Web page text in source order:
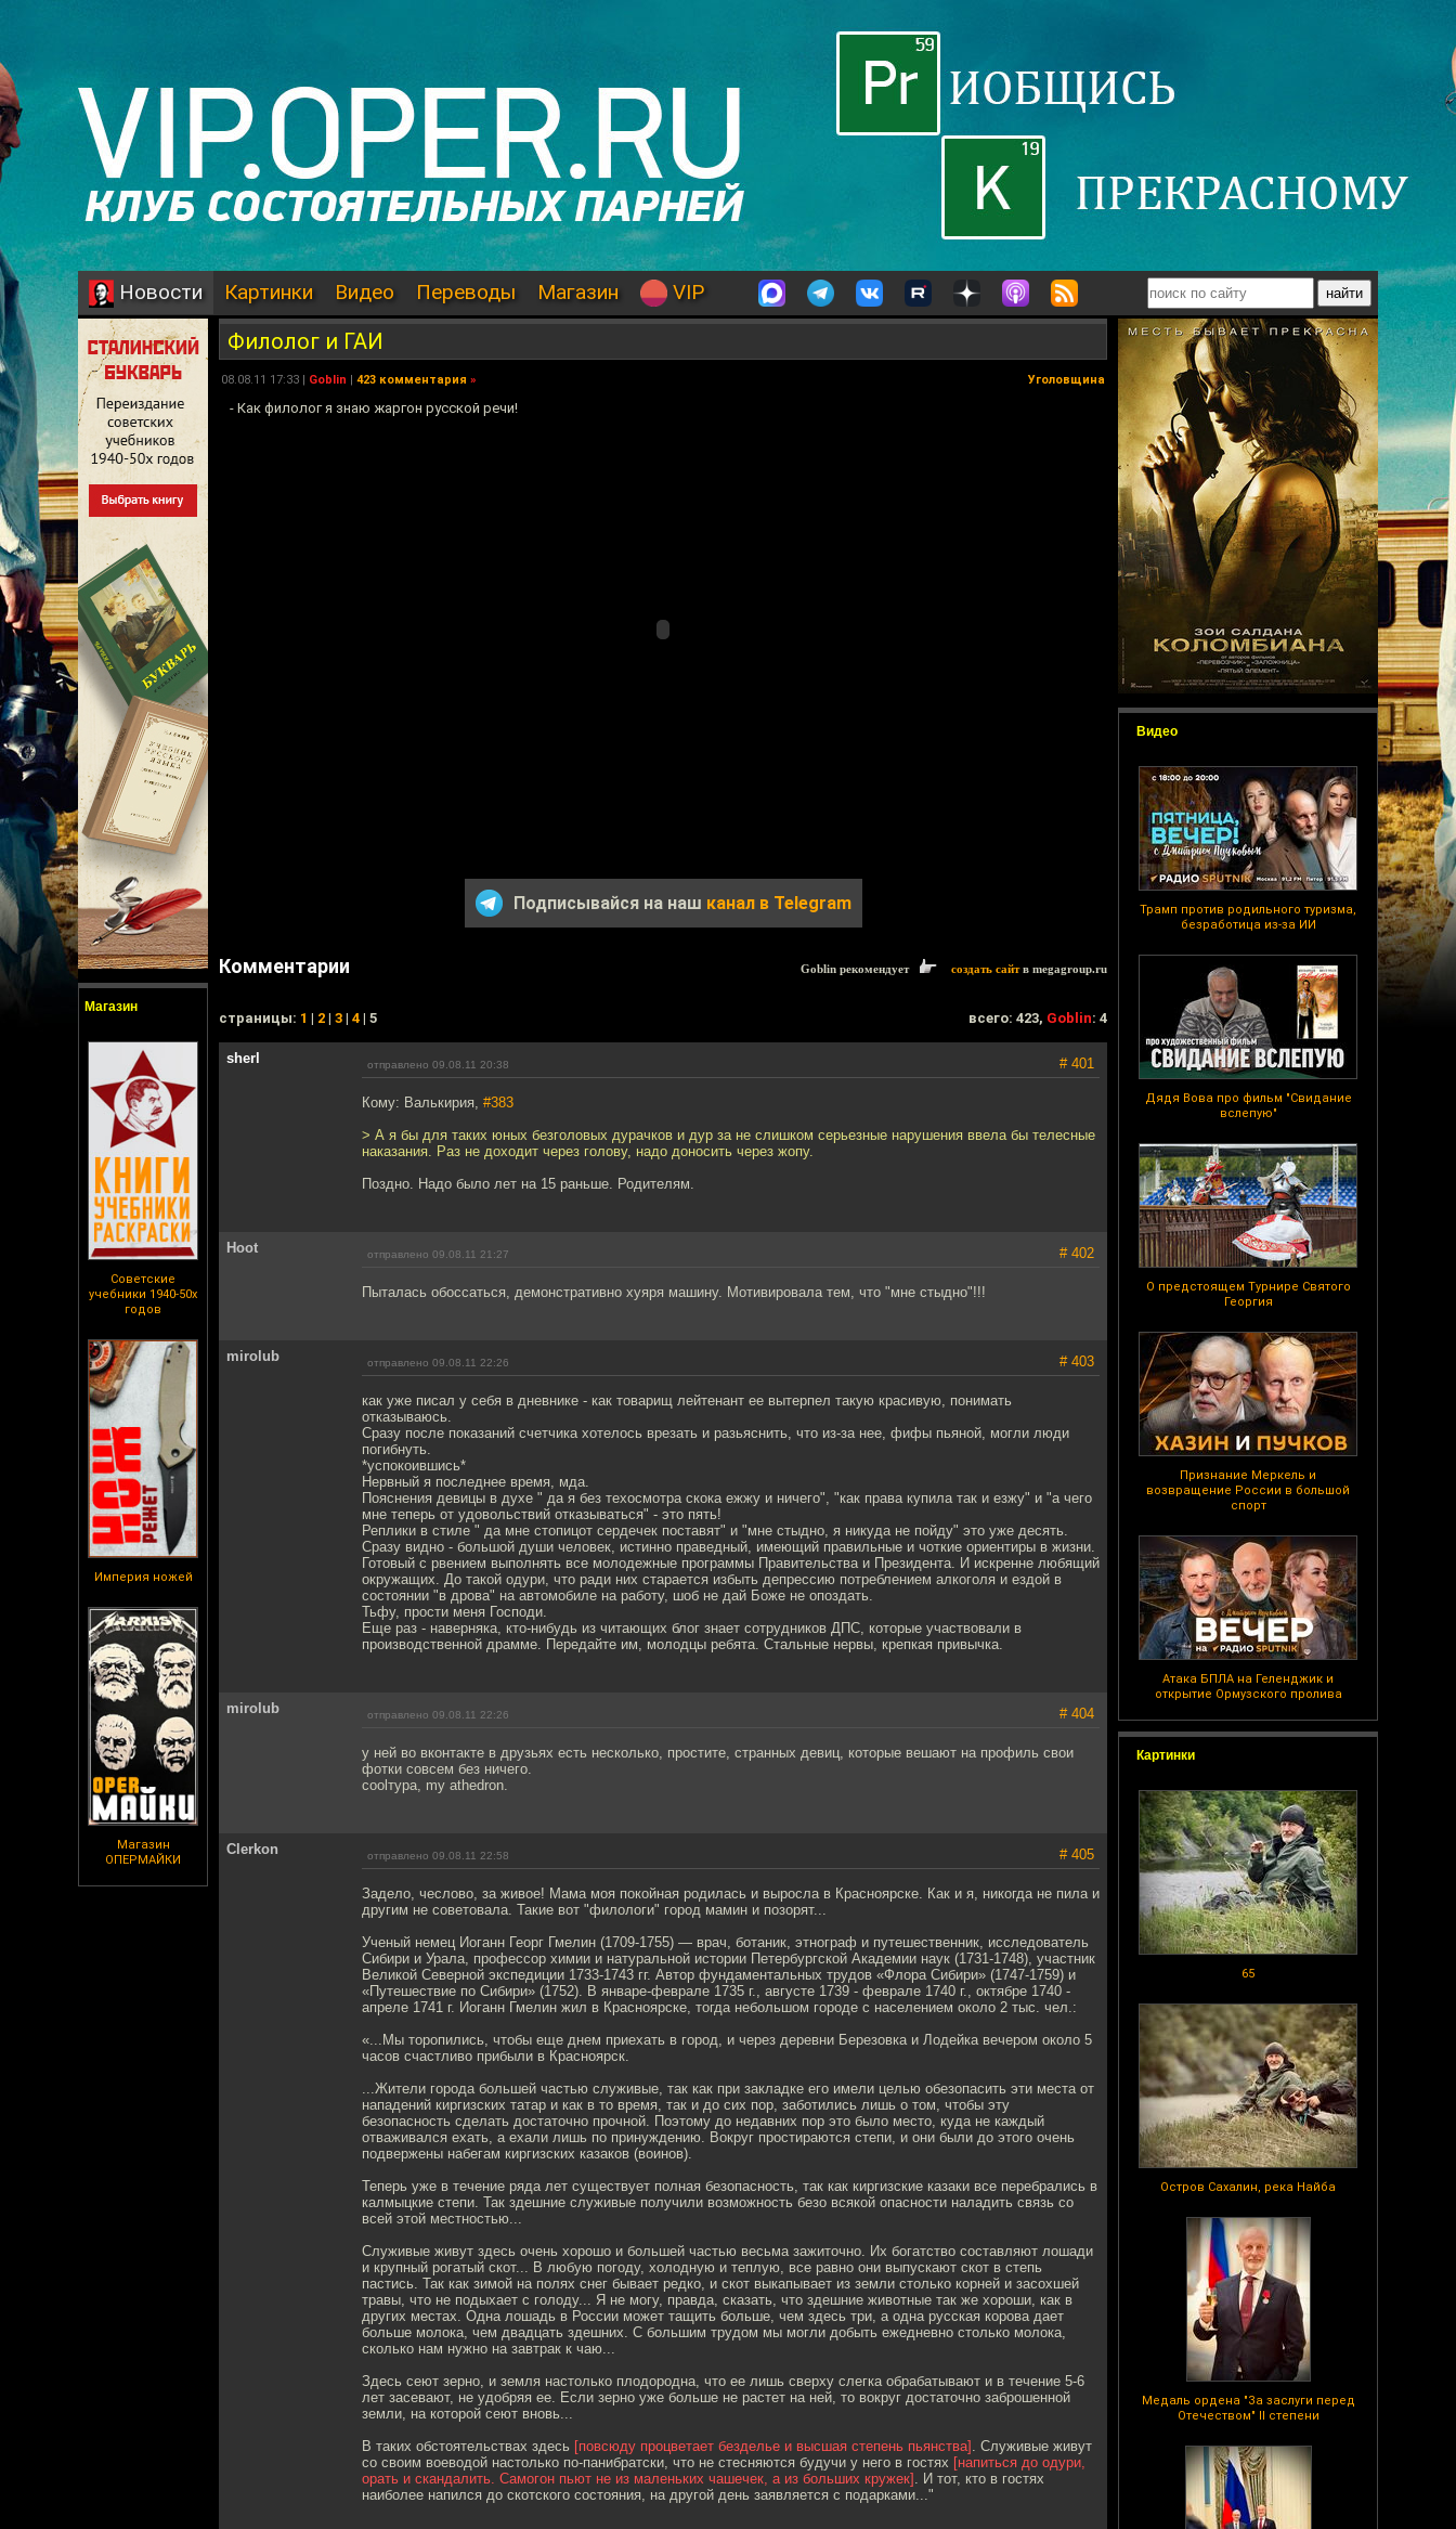
Новости Картинки Видео Переводы Магазин VIP
Магазин
Советские
учебники 1940-50х
годов
Империя ножей
Магазин
ОПЕРМАЙКИ
Видео
Трамп против родильного туризма,
безработица из-за ИИ
Дядя Вова про фильм "Свидание
вслепую"
О предстоящем Турнире Святого
Георгия
Признание Меркель и
возвращение России в большой
спорт
Атака БПЛА на Геленджик и
открытие Ормузского пролива
Картинки
65
Остров Сахалин, река Найба
Медаль ордена "За заслуги перед
Отечеством" II степени
Филолог и ГАИ
08.08.11 17:33 | Goblin | 423 комментария » Уголовщина
- Как филолог я знаю жаргон русской речи!
Подписывайся на наш канал в Telegram
Комментарии Goblin рекомендует создать сайтв megagroup.ru
cтраницы: 1 | 2 | 3 | 4 | 5 всего: 423, Goblin: 4
sherl отправлено 09.08.11 20:38 # 401
Кому: Валькирия, #383
> А я бы для таких юных безголовых дурачков и дур за не слишком серьезные нарушения ввела бы телесные
наказания. Раз не доходит через голову, надо доносить через жопу.
Поздно. Надо было лет на 15 раньше. Родителям.
Hoot отправлено 09.08.11 21:27 # 402
Пыталась обоссаться, демонстративно хуяря машину. Мотивировала тем, что "мне стыдно"!!!
mirolub отправлено 09.08.11 22:26 # 403
как уже писал у себя в дневнике - как товарищ лейтенант ее вытерпел такую красивую, понимать
отказываюсь.
Сразу после показаний счетчика хотелось врезать и разьяснить, что из-за нее, фифы пьяной, могли люди
погибнуть.
*успокоившись*
Нервный я последнее время, мда.
Пояснения девицы в духе " да я без техосмотра скока ежжу и ничего", "как права купила так и езжу" и "а чего
мне теперь от удовольствий отказываться" - это пять!
Реплики в стиле " да мне стопицот сердечек поставят" и "мне стыдно, я никуда не пойду" это уже десять.
Сразу видно - большой души человек, истинно праведный, имеющий правильные и чоткие ориентиры в жизни.
Готовый с рвением выполнять все молодежные программы Правительства и Президента. И искренне любящий
окружащих. До такой одури, что ради них старается избыть депрессию потреблением алкоголя и ездой в
состоянии "в дрова" на автомобиле на работу, шоб не дай Боже не опоздать.
Тьфу, прости меня Господи.
Еще раз - наверняка, кто-нибудь из читающих блог знает сотрудников ДПС, которые участвовали в
производственной драмме. Передайте им, молодцы ребята. Стальные нервы, крепкая привычка.
mirolub отправлено 09.08.11 22:26 # 404
у ней во вконтакте в друзьях есть несколько, простите, странных девиц, которые вешают на профиль свои
фотки совсем без ничего.
coolтура, my athedron.
Clerkon отправлено 09.08.11 22:58 # 405
Задело, чеслово, за живое! Мама моя покойная родилась и выросла в Красноярске. Как и я, никогда не пила и
другим не советовала. Такие вот "филологи" город мамин и позорят...
Ученый немец Иоганн Георг Гмелин (1709-1755) — врач, ботаник, этнограф и путешественник, исследователь
Сибири и Урала, профессор химии и натуральной истории Петербургской Академии наук (1731-1748), участник
Великой Северной экспедиции 1733-1743 гг. Автор фундаментальных трудов «Флора Сибири» (1747-1759) и
«Путешествие по Сибири» (1752). В январе-феврале 1735 г., августе 1739 - феврале 1740 г., октябре 1740 -
апреле 1741 г. Иоганн Гмелин жил в Красноярске, тогда небольшом городе с населением около 2 тыс. чел.:
«...Мы торопились, чтобы еще днем приехать в город, и через деревни Березовка и Лодейка вечером около 5
часов счастливо прибыли в Красноярск.
...Жители города большей частью служивые, так как при закладке его имели целью обезопасить эти места от
нападений киргизских татар и как в то время, так и до сих пор, заботились лишь о том, чтобы эту
безопасность сделать достаточно прочной. Поэтому до недавних пор это было место, куда не каждый
отваживался ехать, а ехали лишь по принуждению. Вокруг простираются степи, и они были до этого очень
подвержены набегам киргизских казаков (воинов).
Теперь уже в течение ряда лет существует полная безопасность, так как киргизские казаки все перебрались в
калмыцкие степи. Так здешние служивые получили возможность безо всякой опасности наладить связь со
всей этой местностью...
Служивые живут здесь очень хорошо и большей частью весьма зажиточно. Их богатство составляют лошади
и крупный рогатый скот... В любую погоду, холодную и теплую, все равно они выпускают скот в степь
пастись. Так как зимой на полях снег бывает редко, и скот выкапывает из земли столько корней и засохшей
травы, что не подыхает с голоду... Я не могу, правда, сказать, что здешние животные так же хороши, как в
других местах. Одна лошадь в России может тащить больше, чем здесь три, а одна русская корова дает
больше молока, чем двадцать здешних. С большим трудом мы могли добыть ежедневно столько молока,
сколько нам нужно на завтрак к чаю...
Здесь сеют зерно, и земля настолько плодородна, что ее лишь сверху слегка обрабатывают и в течение 5-6
лет засевают, не удобряя ее. Если зерно уже больше не растет на ней, то вокруг достаточно заброшенной
земли, на которой сеют вновь...
В таких обстоятельствах здесь [повсюду процветает безделье и высшая степень пьянства] . Служивые живут
со своим воеводой настолько по-панибратски, что не стесняются будучи у него в гостях [напиться до одури,
орать и скандалить. Самогон пьют не из маленьких чашечек, а из больших кружек] . И тот, кто в гостях
наиболее напился до скотского состояния, на другой день заявляется с подарками..."